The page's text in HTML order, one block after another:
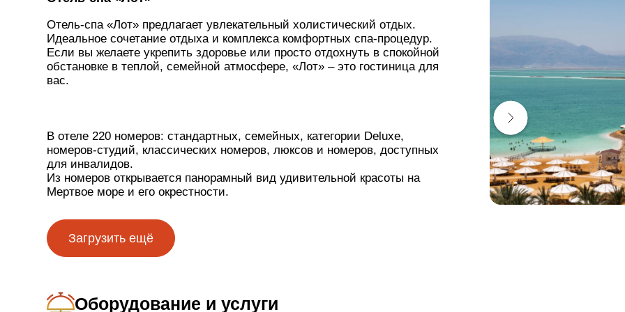
Отель-спа «Лот» предлагает увлекательный холистический отдых.
Идеальное сочетание отдыха и комплекса комфортных спа-процедур.
Если вы желаете укрепить здоровье или просто отдохнуть в спокойной
обстановке в теплой, семейной атмосфере, «Лот» ‒ это гостиница для
вас.
В отеле 220 номеров: стандартных, семейных, категории Deluxe,
номеров-студий, классических номеров, люксов и номеров, доступных
для инвалидов.
Из номеров открывается панорамный вид удивительной красоты на
Мертвое море и его окрестности.
Питание
обслуживанием, стараясь оправдать ваши надежды.
Загрузить ещё
Оборудование и услуги